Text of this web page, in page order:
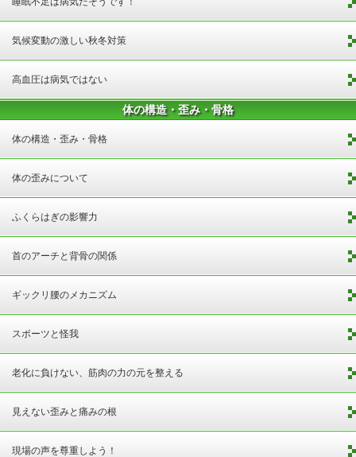
気候変動の激しい秋冬対策
高血圧は病気ではない
体の構造・歪み・骨格
体の構造・歪み・骨格
体の歪みについて
ふくらはぎの影響力
首のアーチと背骨の関係
ギックリ腰のメカニズム
スポーツと怪我
老化に負けない、筋肉の力の元を整える
見えない歪みと痛みの根
現場の声を尊重しよう！